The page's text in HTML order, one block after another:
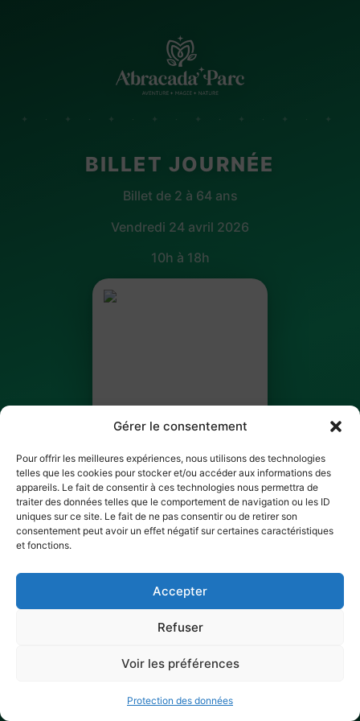
Gérer le consentement
Pour offrir les meilleures expériences, nous utilisons des technologies
telles que les cookies pour stocker et/ou accéder aux informations des
appareils. Le fait de consentir à ces technologies nous permettra de
traiter des données telles que le comportement de navigation ou les ID
uniques sur ce site. Le fait de ne pas consentir ou de retirer son
consentement peut avoir un effet négatif sur certaines caractéristiques
et fonctions.
Accepter
Refuser
Voir les préférences
Protection des données
✦ · ✦ · ✦ · ✦ · ✦ · ✦ · ✦ · ✦
BILLET JOURNÉE
Billet de 2 à 64 ans
Vendredi 24 avril 2026
10h à 18h
Anissa Chaibi
BILLET 1 SUR 2
✓ Ticket scanné